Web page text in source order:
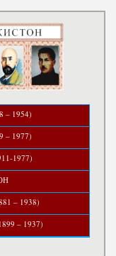
1954)
– 1977)
1977)
– 1938)
– 1937)